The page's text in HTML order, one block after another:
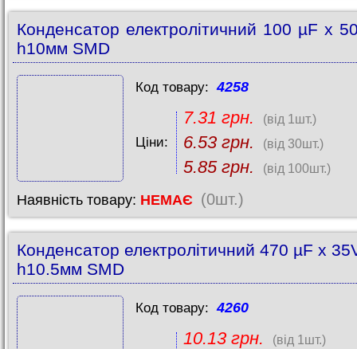
Конденсатор електролітичний 100 µF x
h10мм SMD
Код товару: 4258
Ціни:
7.31 грн. (від 1шт.)
6.53 грн. (від 30шт.)
5.85 грн. (від 100шт.)
Наявність товару: НЕМАЄ (0шт.)
Конденсатор електролітичний 470 µF x
h10.5мм SMD
Код товару: 4260
10.13 грн. (від 1шт.)